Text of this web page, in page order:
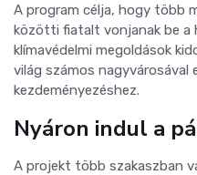
A program célja, hogy több
közötti fiatalt vonjanak be a
klímavédelmi megoldások
világ számos nagyvárosával
kezdeményezéshez.
Nyáron indul a
A projekt több szakaszban